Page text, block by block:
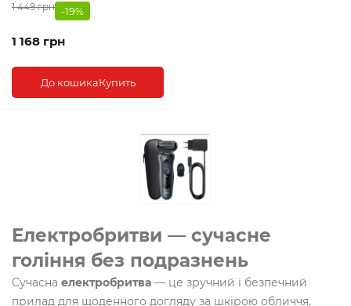
1 449 грн -19%
1 168 грн
До кошикаКупить
Електробритви — сучасне
гоління без подразнень
Сучасна електробритва — це зручний і безпечний
прилад для щоденного догляду за шкірою обличчя.